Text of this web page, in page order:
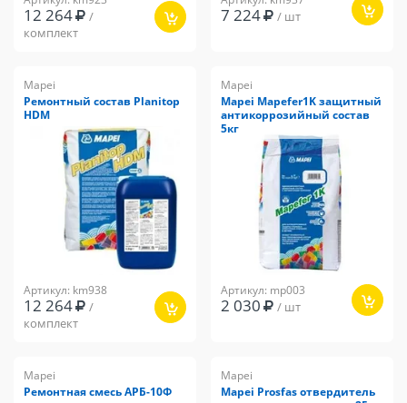
12 264 /
комплект
7 224 / шт
Mapei
Ремонтный состав Planitop
HDM
Артикул: km938
12 264 /
комплект
Mapei
Mapei Mapefer1K защитный
антикоррозийный состав
5кг
Артикул: mp003
2 030 / шт
Mapei
Ремонтная смесь АРБ-10Ф
Mapei
Mapei Prosfas отвердитель